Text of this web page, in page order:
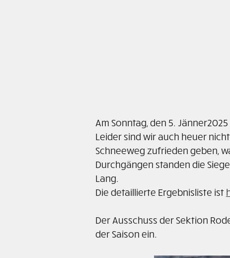
Am Sonntag, den 5.
Leider sind wir auch heuer
Schneeweg zufrieden geben,
Durchgängen standen die
Lang.
Die detaillierte Ergebnisliste ist
Der Ausschuss der Sektion
der Saison ein.